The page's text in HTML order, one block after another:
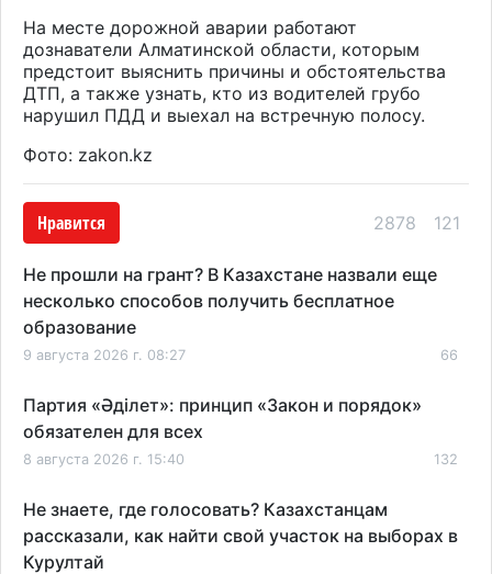
На месте дорожной аварии работают
дознаватели Алматинской области, которым
предстоит выяснить причины и обстоятельства
ДТП, а также узнать, кто из водителей грубо
нарушил ПДД и выехал на встречную полосу.
Фото: zakon.kz
Нравится 2878 121
Не прошли на грант? В Казахстане назвали еще
несколько способов получить бесплатное
образование
9 августа 2026 г. 08:27 66
Партия «Әділет»: принцип «Закон и порядок»
обязателен для всех
8 августа 2026 г. 15:40 132
Не знаете, где голосовать? Казахстанцам
рассказали, как найти свой участок на выборах в
Курултай